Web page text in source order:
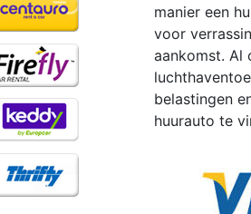
manier een
voor
aankomst. Al
belastingen
huurauto te